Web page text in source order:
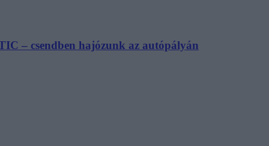
– csendben hajózunk az autópályán